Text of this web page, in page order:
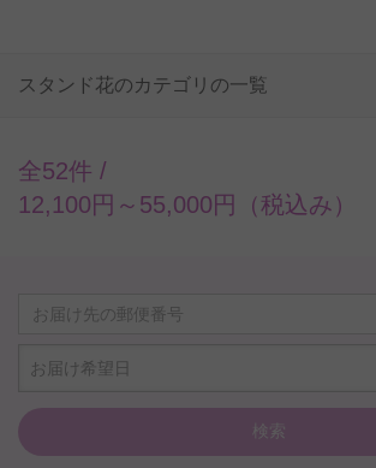
スタンド花のカテゴリの一覧
全52件 /
12,100円～55,000円（税込み）
お届け希望日
検索